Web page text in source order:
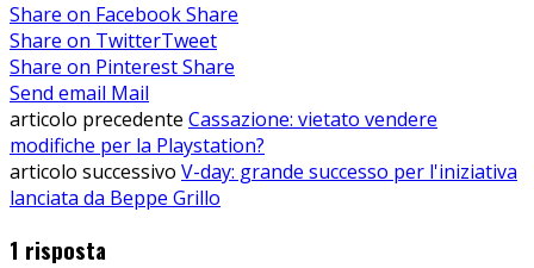
Share on FacebookShare
Share on TwitterTweet
Share on PinterestShare
Send email Mail
articolo precedente Cassazione: vietato vendere
modifiche per la Playstation?
articolo successivo V-day: grande successo per l'iniziativa
lanciata da Beppe Grillo
1 risposta